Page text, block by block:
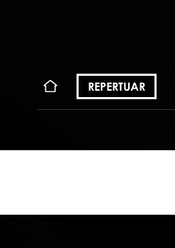
REPERTUAR